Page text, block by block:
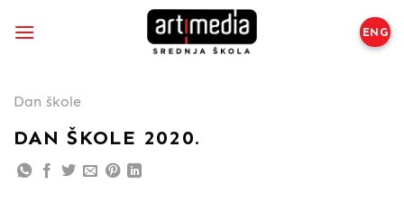
na
ENG
Dan škole
DAN ŠKOLE 2020.